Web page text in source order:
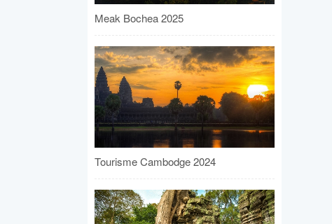
Meak Bochea 2025
Tourisme Cambodge 2024